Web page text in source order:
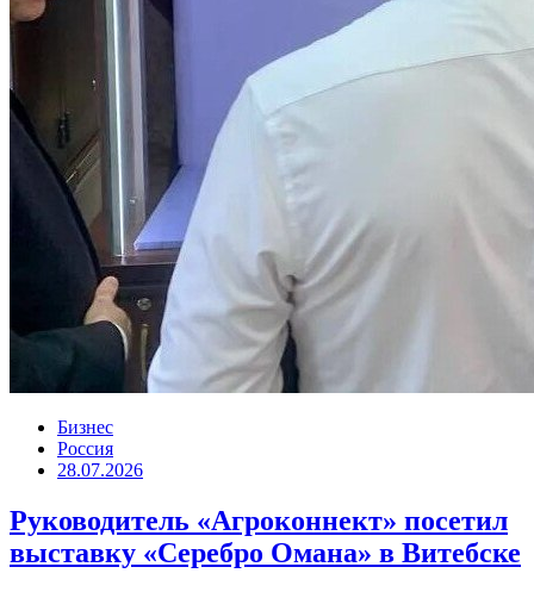
Бизнес
Россия
28.07.2026
Руководитель «Агроконнект» посетил
выставку «Серебро Омана» в Витебске